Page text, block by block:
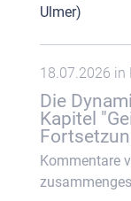
Ulmer)
18.07.2026 in
Die
Kapitel
Kommentare